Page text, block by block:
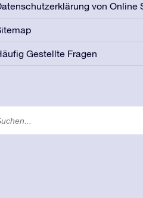
von Online
Gestellte Fragen